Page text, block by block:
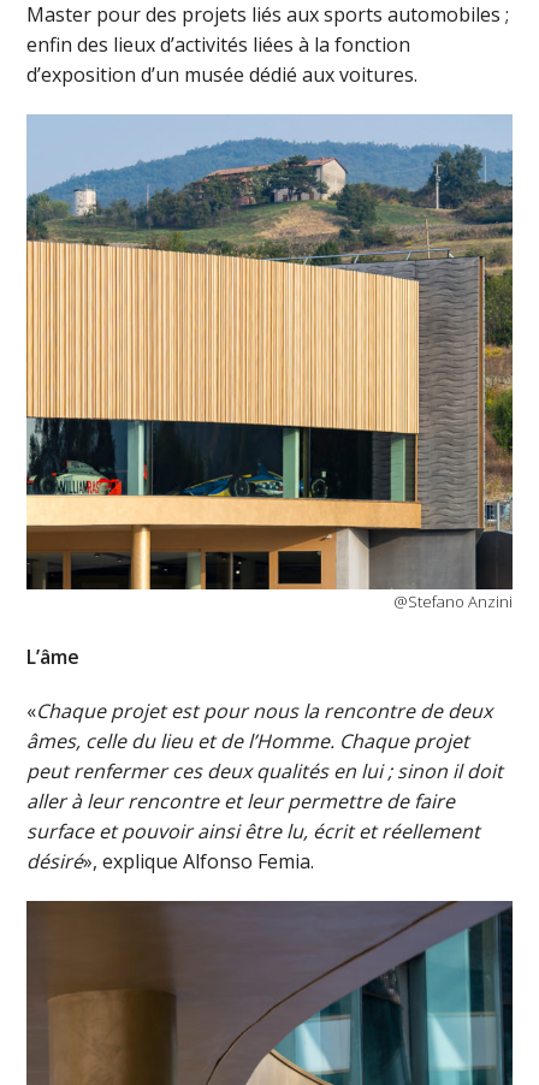
Master pour des projets liés aux sports automobiles ;
enfin des lieux d’activités liées à la fonction
d’exposition d’un musée dédié aux voitures.
@Stefano Anzini
L’âme
«Chaque projet est pour nous la rencontre de deux
âmes, celle du lieu et de l’Homme. Chaque projet
peut renfermer ces deux qualités en lui ; sinon il doit
aller à leur rencontre et leur permettre de faire
surface et pouvoir ainsi être lu, écrit et réellement
désiré», explique Alfonso Femia.